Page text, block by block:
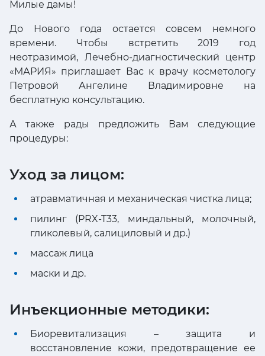
Милые дамы!
До Нового года остается совсем немного
времени. Чтобы встретить 2019 год
неотразимой, Лечебно-диагностический центр
«МАРИЯ» приглашает Вас к врачу косметологу
Петровой Ангелине Владимировне на
бесплатную консультацию.
А также рады предложить Вам следующие
процедуры:
Уход за лицом:
атравматичная и механическая чистка лица;
пилинг (PRX-T33, миндальный, молочный,
гликолевый, салициловый и др.)
массаж лица
маски и др.
Инъекционные методики:
Биоревитализация – защита и
восстановление кожи, предотвращение ее